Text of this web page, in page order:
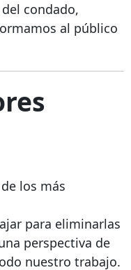
condado,
al público
los más
para eliminarlas
perspectiva de
nuestro trabajo.